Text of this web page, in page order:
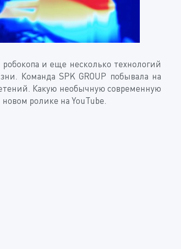
и еще несколько технологий
Команда SPK GROUP побывала на
Какую необычную современную
ролике на YouTube.